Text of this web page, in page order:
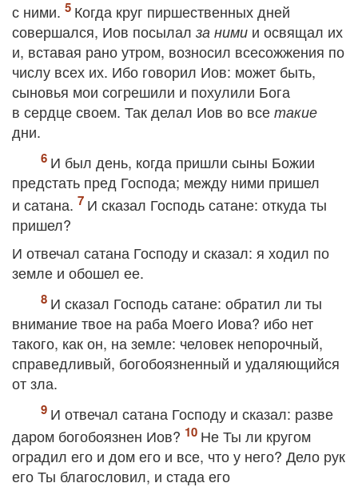
с ними.
Когда круг пиршественных дней
совершался, Иов посылал за ними и освящал их
и, вставая рано утром, возносил всесожжения по
числу всех их. Ибо говорил Иов: может быть,
сыновья мои согрешили и похулили Бога
в сердце своем. Так делал Иов во все такие
дни.
И был день, когда пришли сыны Божии
предстать пред Господа; между ними пришел
и сатана.
И сказал Господь сатане: откуда ты
пришел?
И отвечал сатана Господу и сказал: я ходил по
земле и обошел ее.
И сказал Господь сатане: обратил ли ты
внимание твое на раба Моего Иова? ибо нет
такого, как он, на земле: человек непорочный,
справедливый, богобоязненный и удаляющийся
от зла.
И отвечал сатана Господу и сказал: разве
даром богобоязнен Иов?
Не Ты ли кругом
оградил его и дом его и все, что у него? Дело рук
его Ты благословил, и стада его